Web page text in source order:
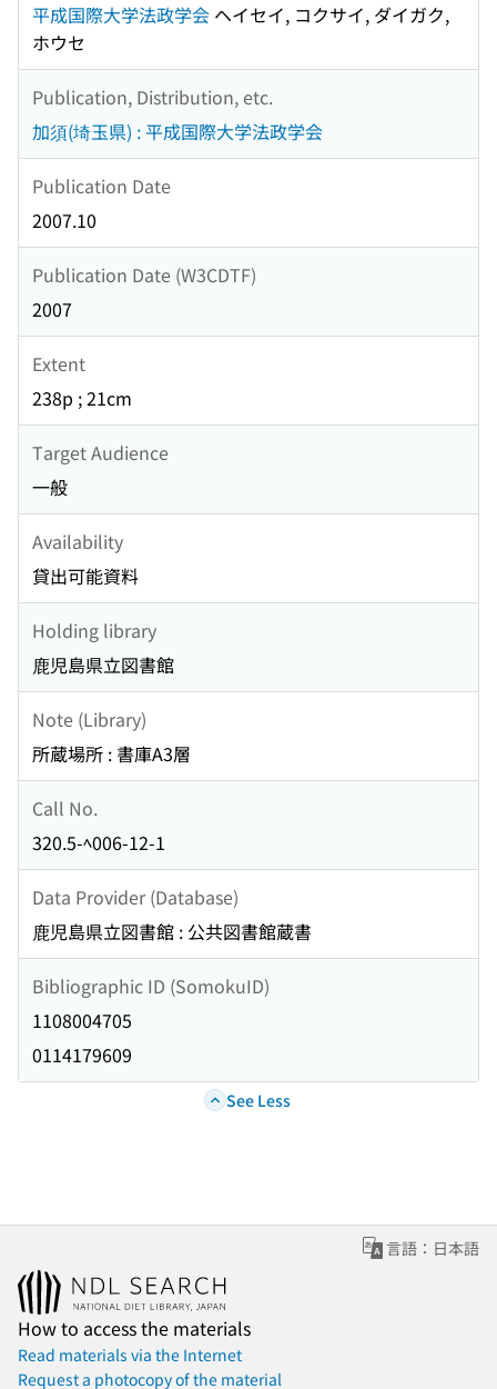
平成国際大学法政学会 ヘイセイ, コクサイ, ダイガク,
ホウセ
Publication, Distribution, etc.
加須(埼玉県) : 平成国際大学法政学会
Publication Date
2007.10
Publication Date (W3CDTF)
2007
Extent
238p ; 21cm
Target Audience
一般
Availability
貸出可能資料
Holding library
鹿児島県立図書館
Note (Library)
所蔵場所 : 書庫A3層
Call No.
320.5-ﾍ006-12-1
Data Provider (Database)
鹿児島県立図書館 : 公共図書館蔵書
Bibliographic ID (SomokuID)
1108004705
0114179609
See Less
言語：日本語
How to access the materials
Read materials via the Internet
Request a photocopy of the material